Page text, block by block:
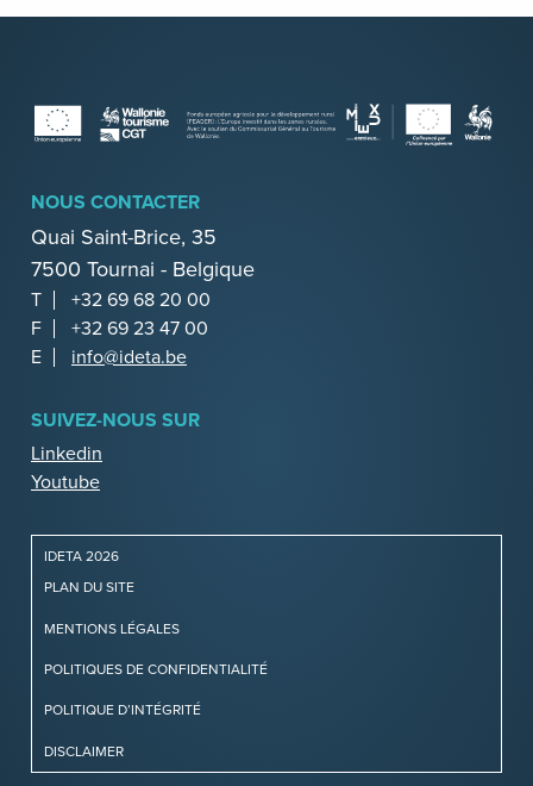
NOUS CONTACTER
Quai Saint-Brice, 35
7500 Tournai - Belgique
T
+32 69 68 20 00
F
+32 69 23 47 00
E
info@ideta.be
SUIVEZ-NOUS SUR
Linkedin
Youtube
IDETA 2026
PLAN DU SITE
MENTIONS LÉGALES
POLITIQUES DE CONFIDENTIALITÉ
POLITIQUE D’INTÉGRITÉ
DISCLAIMER